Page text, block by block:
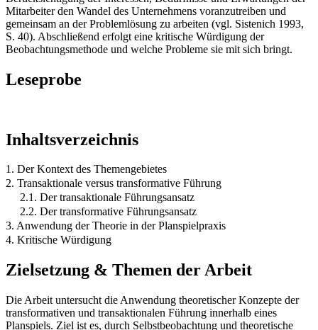
Mitarbeiter den Wandel des Unternehmens voranzutreiben und
gemeinsam an der Problemlösung zu arbeiten (vgl. Sistenich 1993,
S. 40). Abschließend erfolgt eine kritische Würdigung der
Beobachtungsmethode und welche Probleme sie mit sich bringt.
Leseprobe
Inhaltsverzeichnis
1. Der Kontext des Themengebietes
2. Transaktionale versus transformative Führung
2.1. Der transaktionale Führungsansatz
2.2. Der transformative Führungsansatz
3. Anwendung der Theorie in der Planspielpraxis
4. Kritische Würdigung
Zielsetzung & Themen der Arbeit
Die Arbeit untersucht die Anwendung theoretischer Konzepte der
transformativen und transaktionalen Führung innerhalb eines
Planspiels. Ziel ist es, durch Selbstbeobachtung und theoretische